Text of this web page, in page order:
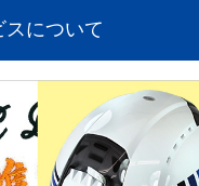
について